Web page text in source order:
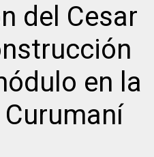
del Cesar
en la
Curumaní